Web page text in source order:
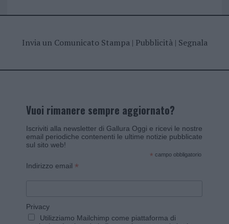
Invia un Comunicato Stampa| Pubblicità| Segnala
Vuoi rimanere sempre aggiornato?
Iscriviti alla newsletter di Gallura Oggi e ricevi le nostre
email periodiche contenenti le ultime notizie pubblicate
sul sito web!
* campo obbligatorio
Indirizzo email *
Privacy
Utilizziamo Mailchimp come piattaforma di